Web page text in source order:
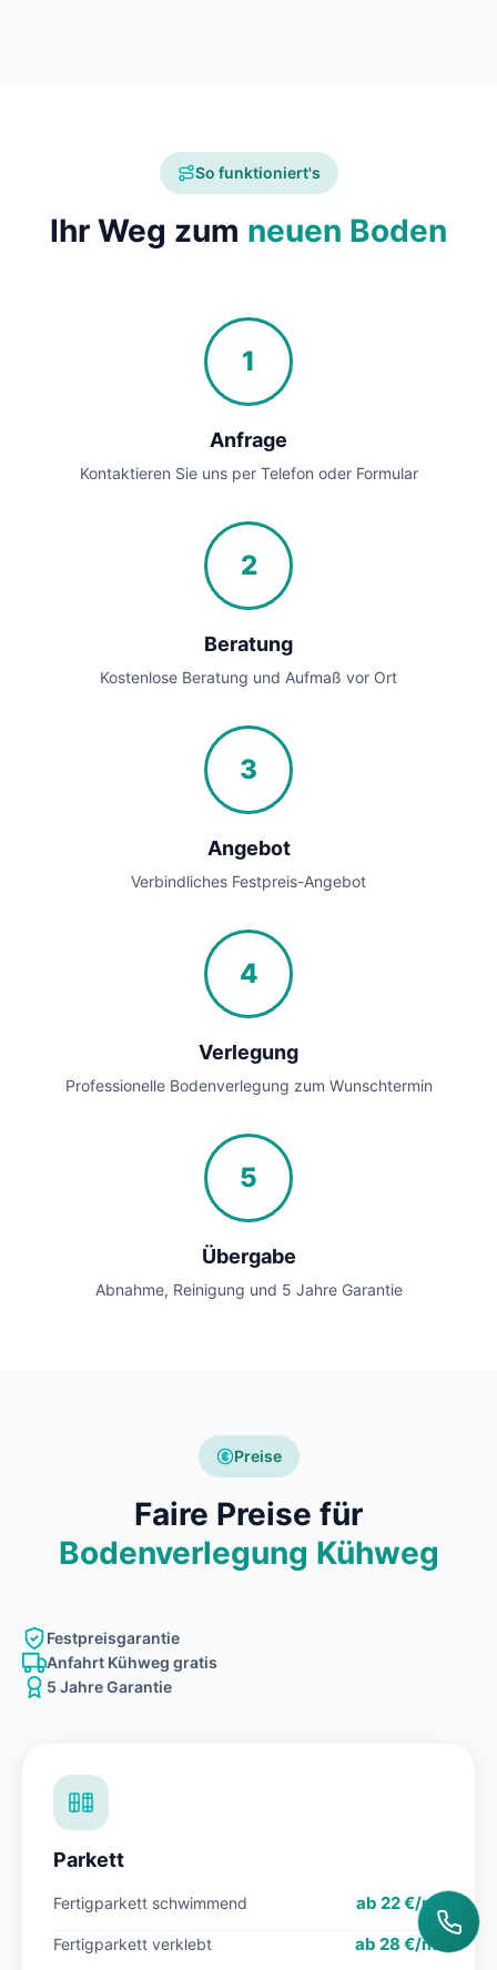
So funktioniert's
Ihr Weg zum neuen Boden
1
Anfrage
Kontaktieren Sie uns per Telefon oder Formular
2
Beratung
Kostenlose Beratung und Aufmaß vor Ort
3
Angebot
Verbindliches Festpreis-Angebot
4
Verlegung
Professionelle Bodenverlegung zum Wunschtermin
5
Übergabe
Abnahme, Reinigung und 5 Jahre Garantie
Preise
Faire Preise für
Bodenverlegung Kühweg
Festpreisgarantie
Anfahrt Kühweg gratis
5 Jahre Garantie
Parkett
Fertigparkett schwimmend ab 22 €/m²
Fertigparkett verklebt ab 28 €/m²